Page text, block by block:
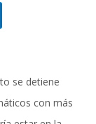
se detiene
con más